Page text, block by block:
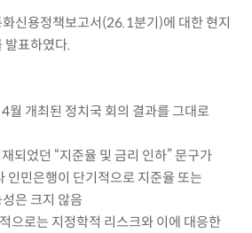
신용정책보고서(26.1분기)에 대한 현지
발표하였다.
월 개최된 정치국 회의 결과를 그대로
되었던 “지준율 및 금리 인하” 문구가
인민은행이 단기적으로 지준율 또는
은 크지 않음
으로는 지정학적 리스크와 이에 대응한